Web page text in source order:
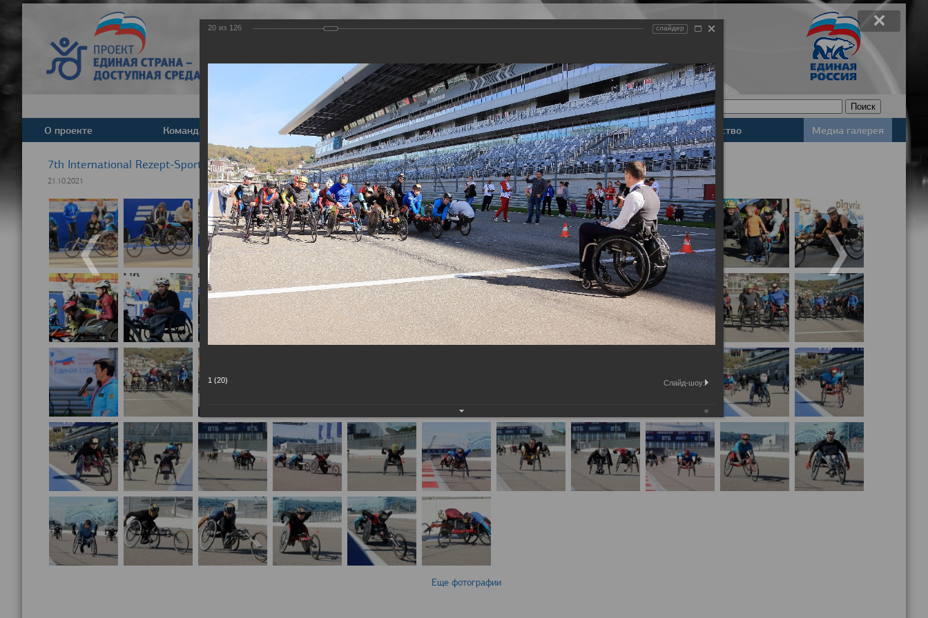
Задать вопрос
Версия для слабовидящих
О проекте Команда Новости Деятельность Базы данных Законодательство Медиа галерея
7th International Rezept-Sport Wheelchair Half Marathon
21.10.2021
Еще фотографии
20 из 126 слайдер
1 (20) Слайд-шоу: